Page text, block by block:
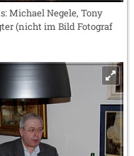
Michael Negele, Tony
(nicht im Bild Fotograf